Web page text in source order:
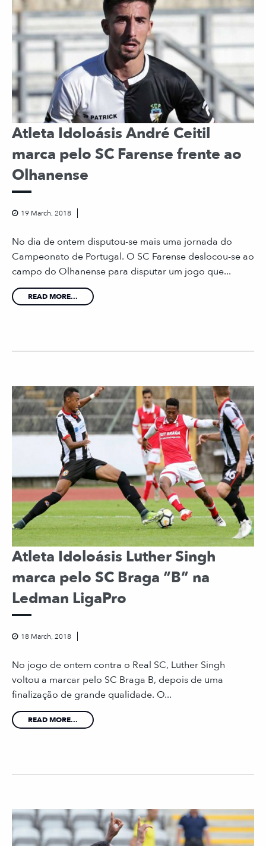
Atleta Idoloásis André Ceitil
marca pelo SC Farense frente ao
Olhanense
19 March, 2018
No dia de ontem disputou-se mais uma jornada do
Campeonato de Portugal. O SC Farense deslocou-se ao
campo do Olhanense para disputar um jogo que...
READ MORE...
Atleta Idoloásis Luther Singh
marca pelo SC Braga “B” na
Ledman LigaPro
18 March, 2018
No jogo de ontem contra o Real SC, Luther Singh
voltou a marcar pelo SC Braga B, depois de uma
finalização de grande qualidade. O...
READ MORE...